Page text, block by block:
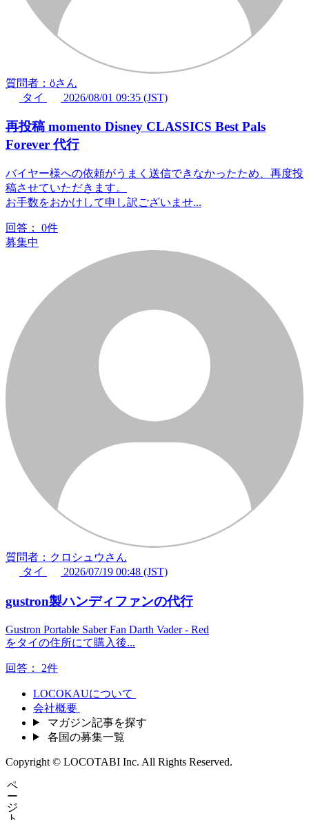
質問者：öさん
タイ
2026/08/01 09:35 (JST)
再投稿 momento Disney CLASSICS Best Pals
Forever 代行
バイヤー様への依頼がうまく送信できなかったため、再度投
稿させていただきます。
お手数をおかけして申し訳ございませ...
回答：
0件
募集中
質問者：クロシュウさん
タイ
2026/07/19 00:48 (JST)
gustron製ハンディファンの代行
Gustron Portable Saber Fan Darth Vader - Red
をタイの住所にて購入後...
回答： 2件
LOCOKAUについて
会社概要
マガジン記事を探す
各国の募集一覧
Copyright © LOCOTABI Inc. All Rights Reserved.
ペ
ー
ジ
ト